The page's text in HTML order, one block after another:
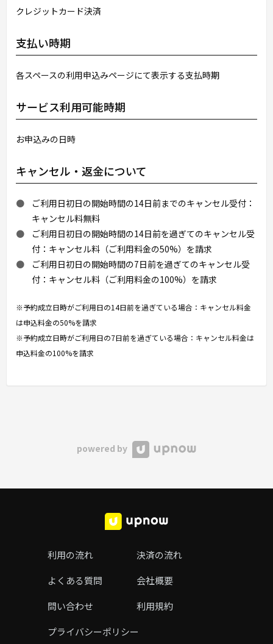
クレジットカード決済
支払い時期
各スペースの利用申込みページにて表示する支払時期
サービス利用可能時期
お申込みの日時
キャンセル・返金について
ご利用日初日の開始時間の14日前までのキャンセル受付：
キャンセル料無料
ご利用日初日の開始時間の14日前を過ぎてのキャンセル受
付：キャンセル料（ご利用料金の50%）を請求
ご利用日初日の開始時間の7日前を過ぎてのキャンセル受
付：キャンセル料（ご利用料金の100%）を請求
※予約成立日時がご利用日の14日前を過ぎている場合：キャンセル料金
は申込料金の50%を請求
※予約成立日時がご利用日の7日前を過ぎている場合：キャンセル料金は
申込料金の100%を請求
powered by
利用の流れ
決済の流れ
よくある質問
会社概要
問い合わせ
利用規約
プライバシーポリシー